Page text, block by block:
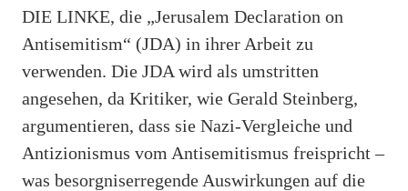
DIE LINKE, die „Jerusalem Declaration on
Antisemitism“ (JDA) in ihrer Arbeit zu
verwenden. Die JDA wird als umstritten
angesehen, da Kritiker, wie Gerald Steinberg,
argumentieren, dass sie Nazi-Vergleiche und
Antizionismus vom Antisemitismus freispricht –
was besorgniserregende Auswirkungen auf die